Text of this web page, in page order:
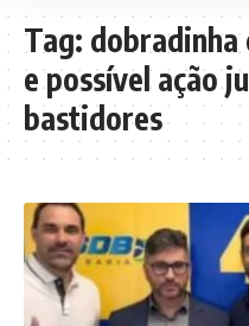
Tag: dobradinha
e possível ação
bastidores